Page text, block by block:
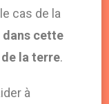
cas de la
dans cette
la terre.
à